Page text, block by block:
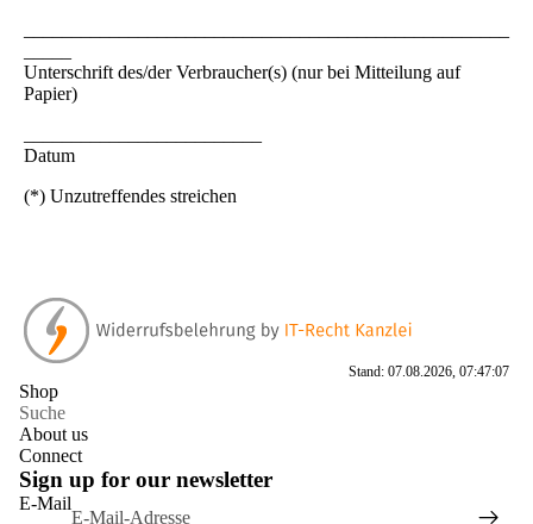
Unterschrift des/der Verbraucher(s) (nur bei Mitteilung auf
Papier)
Datum
(*) Unzutreffendes streichen
Stand: 07.08.2026, 07:47:07
Shop
Suche
About us
Connect
Sign up for our newsletter
E-Mail
Datenschutzerklärung
Impressum
Widerrufsrecht
Kontaktinformationen